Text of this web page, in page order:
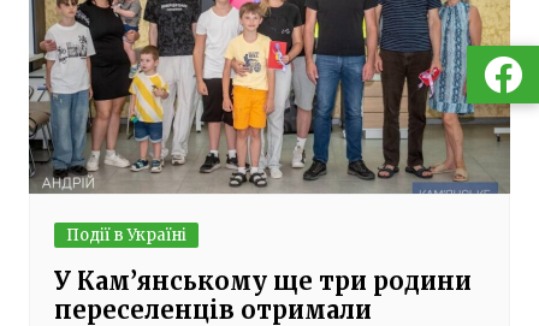
Події в Україні
У Кам’янському ще три родини
переселенців отримали